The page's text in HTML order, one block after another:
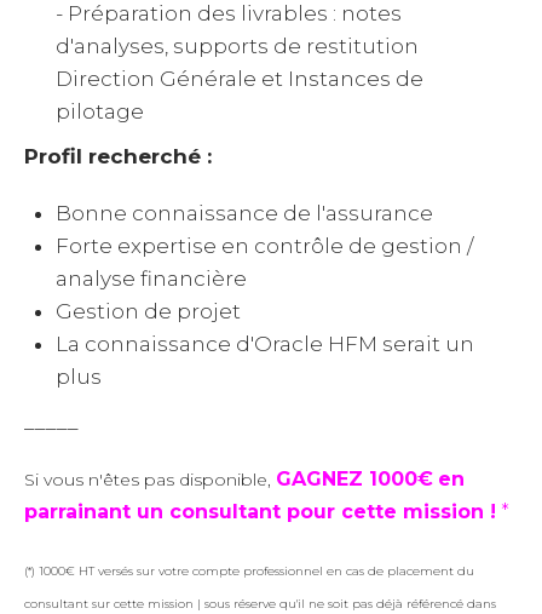
- Préparation des livrables : notes
d'analyses, supports de restitution
Direction Générale et Instances de
pilotage
Profil recherché :
Bonne connaissance de l'assurance
Forte expertise en contrôle de gestion /
analyse financière
Gestion de projet
La connaissance d'Oracle HFM serait un
plus
Si vous n'êtes pas disponible, GAGNEZ 1000€ en
parrainant un consultant pour cette mission ! *
(*) 1000€ HT versés sur votre compte professionnel en cas de placement du
consultant sur cette mission | sous réserve qu'il ne soit pas déjà référencé dans